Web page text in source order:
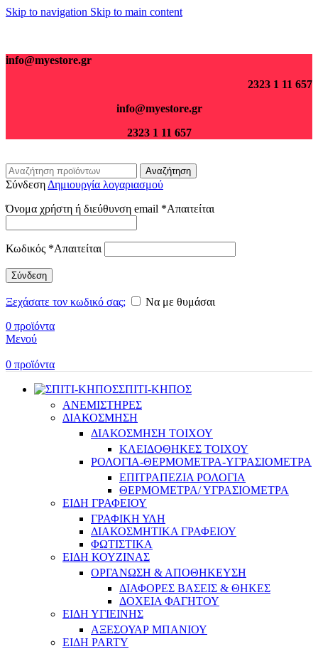
Skip to navigation Skip to main content
info@myestore.gr
2323 1 11 657
info@myestore.gr
2323 1 11 657
Αναζήτηση
Σύνδεση Δημιουργία λογαριασμού
Όνομα χρήστη ή διεύθυνση email *Απαιτείται
Κωδικός *Απαιτείται
Σύνδεση
Ξεχάσατε τον κωδικό σας;
Να με θυμάσαι
0 προϊόντα
Μενού
0 προϊόντα
ΣΠΙΤΙ-ΚΗΠΟΣ
ΑΝΕΜΙΣΤΗΡΕΣ
ΔΙΑΚΟΣΜΗΣΗ
ΔΙΑΚΟΣΜΗΣΗ ΤΟΙΧΟΥ
ΚΛΕΙΔΟΘΗΚΕΣ ΤΟΙΧΟΥ
ΡΟΛΟΓΙΑ-ΘΕΡΜΟΜΕΤΡΑ-ΥΓΡΑΣΙΟΜΕΤΡΑ
ΕΠΙΤΡΑΠΕΖΙΑ ΡΟΛΟΓΙΑ
ΘΕΡΜΟΜΕΤΡΑ/ ΥΓΡΑΣΙΟΜΕΤΡΑ
ΕΙΔΗ ΓΡΑΦΕΙΟΥ
ΓΡΑΦΙΚΗ ΥΛΗ
ΔΙΑΚΟΣΜΗΤΙΚΑ ΓΡΑΦΕΙΟΥ
ΦΩΤΙΣΤΙΚΑ
ΕΙΔΗ ΚΟΥΖΙΝΑΣ
ΟΡΓΑΝΩΣΗ & ΑΠΟΘΗΚΕΥΣΗ
ΔΙΑΦΟΡΕΣ ΒΑΣΕΙΣ & ΘΗΚΕΣ
ΔΟΧΕΙΑ ΦΑΓΗΤΟΥ
ΕΙΔΗ ΥΓΙΕΙΝΗΣ
ΑΞΕΣΟΥΑΡ ΜΠΑΝΙΟΥ
ΕΙΔΗ PARTY